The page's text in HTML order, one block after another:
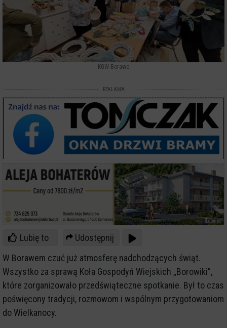
KGW Borawe
REKLAMA
Lubię to
Udostępnij
W Borawem czuć już atmosferę nadchodzących świąt.
Wszystko za sprawą Koła Gospodyń Wiejskich „Borowiki”,
które zorganizowało przedświąteczne spotkanie. Był to czas
poświęcony tradycji, rozmowom i wspólnym przygotowaniom
do Wielkanocy.